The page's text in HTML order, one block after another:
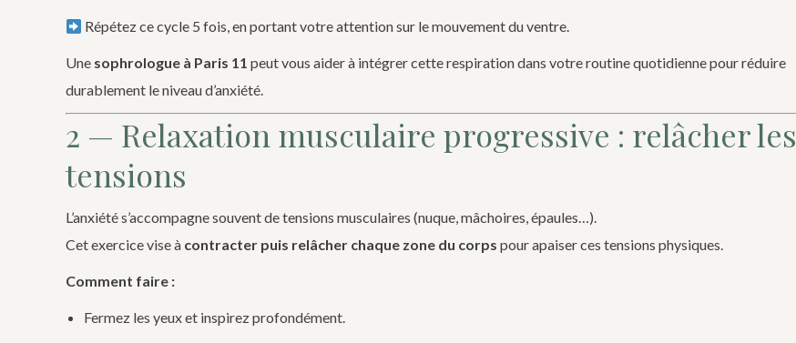
Répétez ce cycle 5 fois, en portant votre attention sur le mouvement du ventre.
Une sophrologue à Paris 11 peut vous aider à intégrer cette respiration dans votre routine quotidienne pour réduire
durablement le niveau d’anxiété.
2 — Relaxation musculaire progressive : relâcher les
tensions
L’anxiété s’accompagne souvent de tensions musculaires (nuque, mâchoires, épaules…).
Cet exercice vise à contracter puis relâcher chaque zone du corps pour apaiser ces tensions physiques.
Comment faire :
Fermez les yeux et inspirez profondément.